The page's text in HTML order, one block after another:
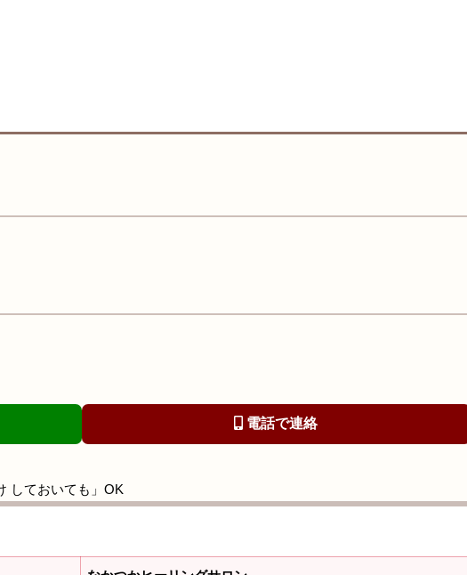
電話で連絡
しておいても」OK